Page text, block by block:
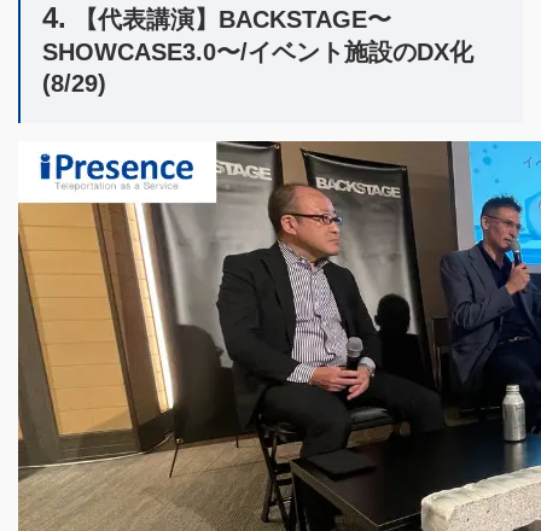
4. 【代表講演】BACKSTAGE〜
SHOWCASE3.0〜/イベント施設のDX化
(8/29)